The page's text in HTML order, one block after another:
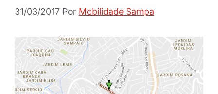
31/03/2017 Por Mobilidade Sampa